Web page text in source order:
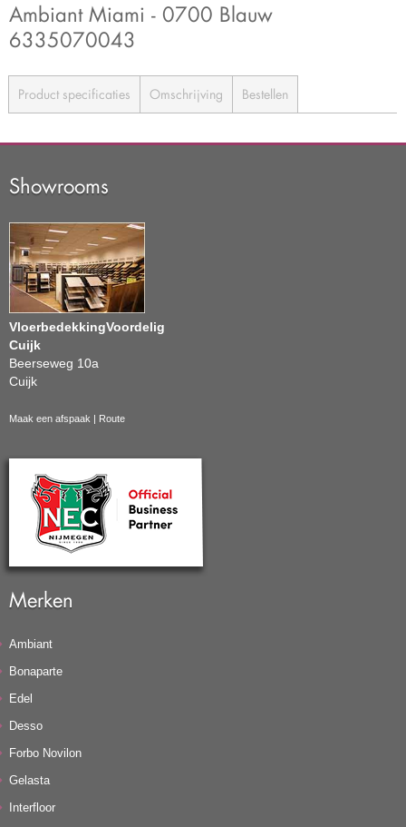
Ambiant Miami - 0700 Blauw
6335070043
Product specificaties Omschrijving Bestellen
Showrooms
VloerbedekkingVoordelig
Cuijk
Beerseweg 10a
Cuijk
Maak een afspaak Route
Merken
Ambiant
Bonaparte
Edel
Desso
Forbo Novilon
Gelasta
Interfloor